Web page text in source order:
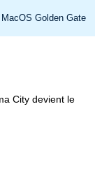
MacOS Golden Gate
City devient le